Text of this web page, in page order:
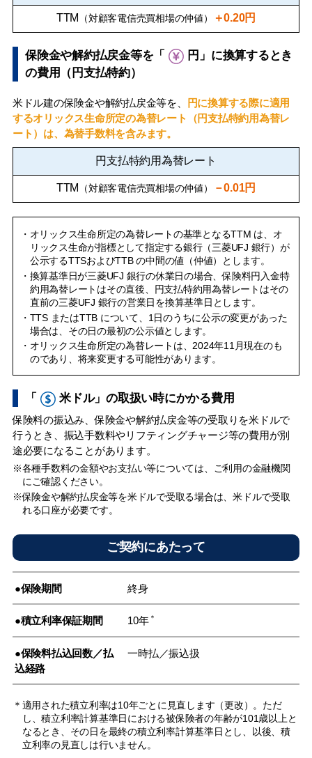
TTM （対顧客電信売買相場の仲値） ＋0.20円
保険金や解約払戻金等を「
円」に換算するとき
の費用（円支払特約）
米ドル建の保険金や解約払戻金等を、
円に換算する際に適用
するオリックス生命所定の為替レート（円支払特約用為替レ
ート）は、為替手数料を含みます。
円支払特約用為替レート
TTM （対顧客電信売買相場の仲値） －0.01円
・オリックス生命所定の為替レートの基準となるTTM は、オ
リックス生命が指標として指定する銀行（三菱UFJ 銀行）が
公示するTTSおよびTTB の中間の値（仲値）とします。
・換算基準日が三菱UFJ 銀行の休業日の場合、保険料円入金特
約用為替レートはその直後、円支払特約用為替レートはその
直前の三菱UFJ 銀行の営業日を換算基準日とします。
・TTS またはTTB について、1日のうちに公示の変更があった
場合は、その日の最初の公示値とします。
・オリックス生命所定の為替レートは、2024年11月現在のも
のであり、将来変更する可能性があります。
「 米ドル」の取扱い時にかかる費用
保険料の振込み、保険金や解約払戻金等の受取りを米ドルで
行うとき、振込手数料やリフティングチャージ等の費用が別
途必要になることがあります。
※各種手数料の金額やお支払い等については、ご利用の金融機関
にご確認ください。
※保険金や解約払戻金等を米ドルで受取る場合は、米ドルで受取
れる口座が必要です。
ご契約にあたって
●保険期間 終身
●積立利率保証期間 10年 ＊
●保険料払込回数／払
込経路
一時払／振込扱
＊適用された積立利率は10年ごとに見直します（更改）。ただ
し、積立利率計算基準日における被保険者の年齢が101歳以上と
なるとき、その日を最終の積立利率計算基準日とし、以後、積
立利率の見直しは行いません。